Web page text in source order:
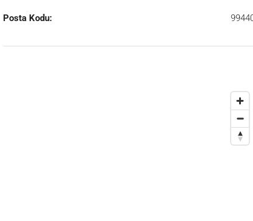
Posta Kodu: